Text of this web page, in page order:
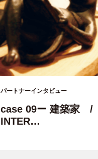
パートナーインタビュー
case 09ー 建築家 /
INTER…